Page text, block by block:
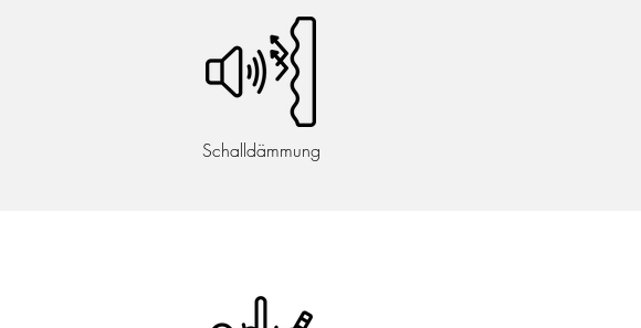
Schalldämmung